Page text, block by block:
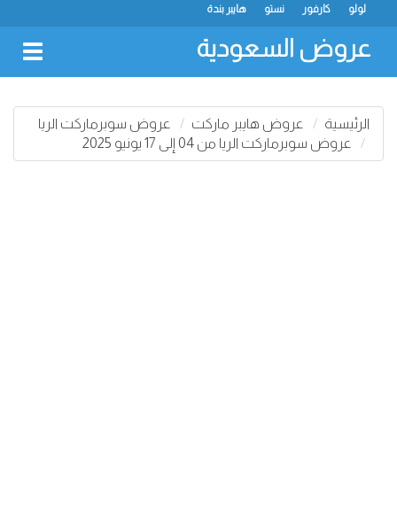
هايبر بندة نستو كارفور لولو
عروض السعودية
الرئيسية عروض هايبر ماركت
عروض سوبرماركت الريا
عروض سوبرماركت الريا من 04 إلى 17 يونيو 2025